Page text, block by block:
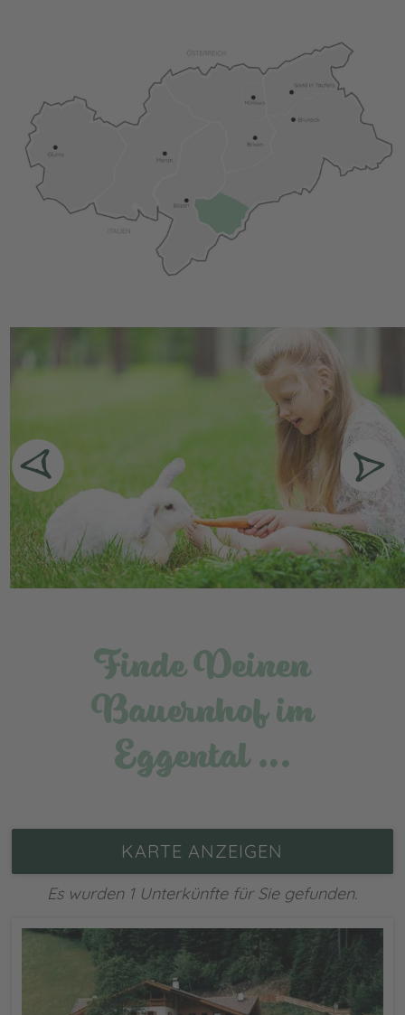
wir übrigens auch schon für Dich vorbereitet …
Finde Deinen
Bauernhof im
Eggental …
KARTE ANZEIGEN
Es wurden 1 Unterkünfte für Sie gefunden.